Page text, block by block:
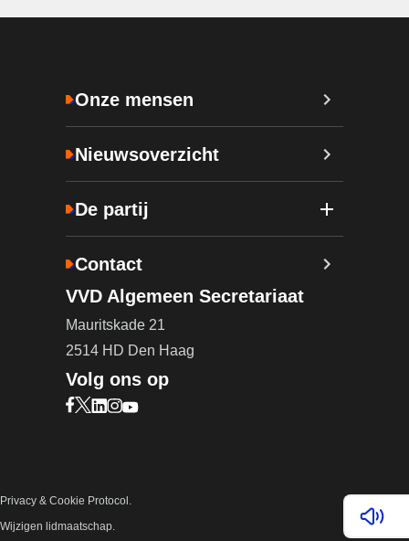
Lees
Onze mensen
Nieuwsoverzicht
De partij
Contact
VVD Algemeen Secretariaat
Mauritskade 21
2514 HD Den Haag
Volg ons op
Bezoek onze Facebook pagina (opent in nieuw
Bezoek onze X pagina (opent in nieuw tabblad)
Bezoek onze LinkedIn pagina (opent in nieuw
Bezoek onze Instagram pagina (opent in
Bezoek onze YouTube pagina (opent in
Privacy & Cookie Protocol.
Wijzigen lidmaatschap.